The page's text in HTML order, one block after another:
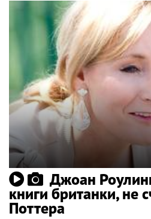
Джоан
книги британки, не
Поттера